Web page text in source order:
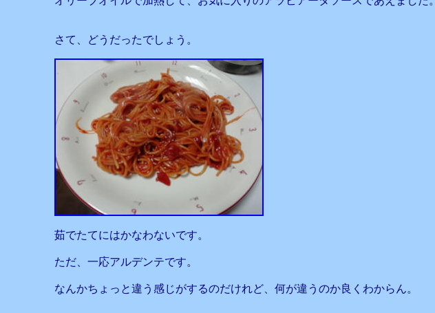
さて、どうだったでしょう。
茹でたてにはかなわないです。
ただ、一応アルデンテです。
なんかちょっと違う感じがするのだけれど、何が違うのか良くわからん。